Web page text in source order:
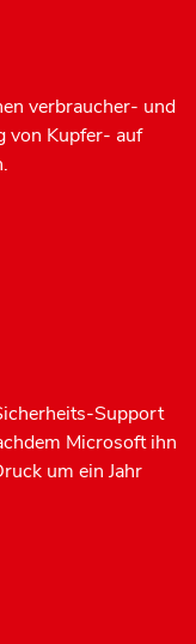
verbraucher- und
von Kupfer- auf
Support
Microsoft ihn
um ein Jahr